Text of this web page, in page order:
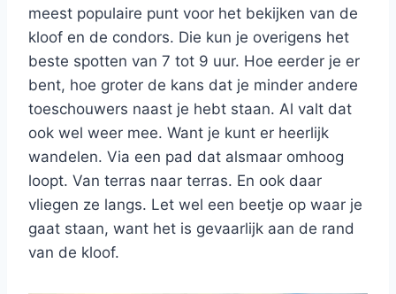
meest populaire punt voor het bekijken van de
kloof en de condors. Die kun je overigens het
beste spotten van 7 tot 9 uur. Hoe eerder je er
bent, hoe groter de kans dat je minder andere
toeschouwers naast je hebt staan. Al valt dat
ook wel weer mee. Want je kunt er heerlijk
wandelen. Via een pad dat alsmaar omhoog
loopt. Van terras naar terras. En ook daar
vliegen ze langs. Let wel een beetje op waar je
gaat staan, want het is gevaarlijk aan de rand
van de kloof.